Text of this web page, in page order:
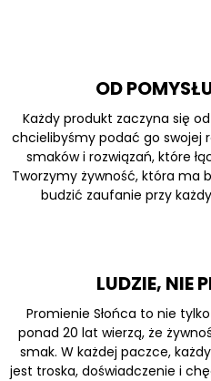
OD
Każdy produkt zaczyna się
chcielibyśmy podać go swojej
smaków i rozwiązań, które
Tworzymy żywność, która ma
budzić zaufanie przy
LUDZIE, NIE
Promienie Słońca to nie
ponad 20 lat wierzą, że
smak. W każdej paczce,
jest troska, doświadczenie i